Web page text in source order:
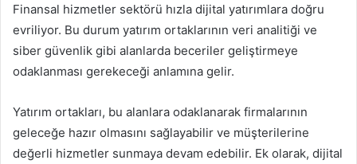
Finansal hizmetler sektörü hızla dijital yatırımlara doğru
evriliyor. Bu durum yatırım ortaklarının veri analitiği ve
siber güvenlik gibi alanlarda beceriler geliştirmeye
odaklanması gerekeceği anlamına gelir.
Yatırım ortakları, bu alanlara odaklanarak firmalarının
geleceğe hazır olmasını sağlayabilir ve müşterilerine
değerli hizmetler sunmaya devam edebilir. Ek olarak, dijital